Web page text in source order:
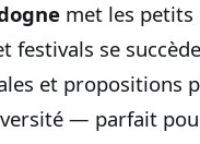
met les petits
festivals se
et propositions
— parfait